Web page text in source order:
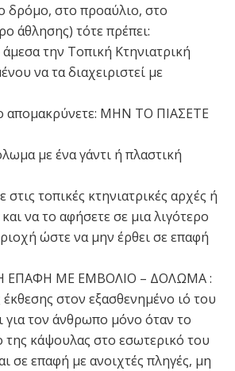
δρόμο, στο προαύλιο, στο
άθλησης) τότε πρέπει:
την Τοπική Κτηνιατρική
να τα διαχειριστεί με
απομακρύνετε: ΜΗΝ ΤΟ ΠΙΑΣΕΤΕ
με ένα γάντι ή πλαστική
στις τοπικές κτηνιατρικές αρχές ή
να το αφήσετε σε μια λιγότερο
ώστε να μην έρθει σε επαφή
ΕΠΑΦΗ ΜΕ ΕΜΒΟΛΙΟ – ΔΟΛΩΜΑ :
στον εξασθενημένο ιό του
για τον άνθρωπο μόνο όταν το
της κάψουλας στο εσωτερικό του
σε επαφή με ανοιχτές πληγές, μη